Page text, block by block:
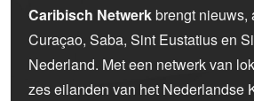
Caribisch Netwerkbrengt nieuws,
Curaçao, Saba, Sint Eustatius en
Nederland. Met een netwerk van
zes eilanden van het Nederlandse